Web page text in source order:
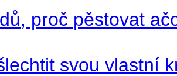
proč pěstovat
svou vlastní